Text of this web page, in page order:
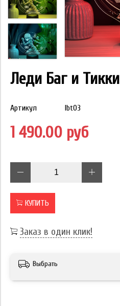
Леди Баг и Тикки
Артикул lbt03
1 490.00 руб
КУПИТЬ
Заказ в один клик!
Выбрать